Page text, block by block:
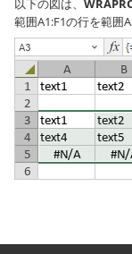
以下の図は、
範囲A1:F1の行を範囲